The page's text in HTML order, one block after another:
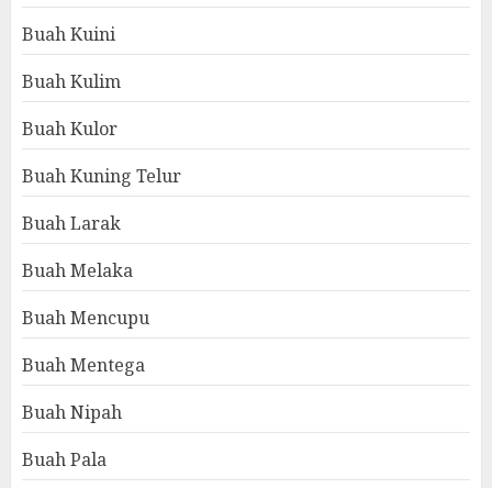
Buah Kuini
Buah Kulim
Buah Kulor
Buah Kuning Telur
Buah Larak
Buah Melaka
Buah Mencupu
Buah Mentega
Buah Nipah
Buah Pala